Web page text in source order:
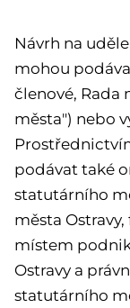
Návrh na
mohou
členové, Rada
města") nebo
podávat také
statutárního
města
místem
Ostravy a
statutárního